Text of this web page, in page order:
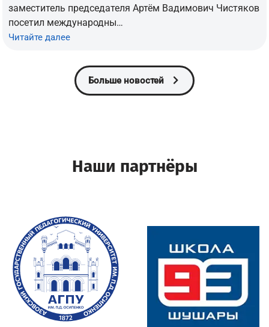
заместитель председателя Артём Вадимович Чистяков
посетил международны…
Читайте далее
Больше новостей
Наши партнёры